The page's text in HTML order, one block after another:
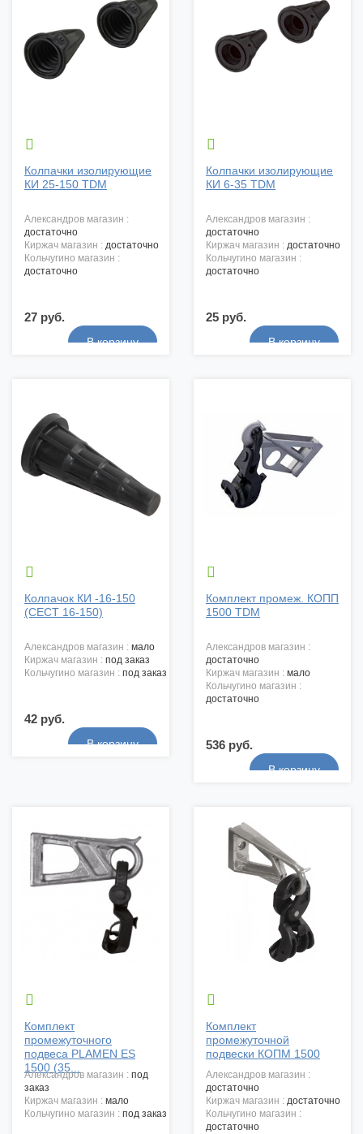

Колпачки изолирующие
КИ 25-150 TDM
александров магазин :
достаточно
киржач магазин : достаточно
кольчугино магазин :
достаточно
27 руб.

Колпачки изолирующие
КИ 6-35 TDM
александров магазин :
достаточно
киржач магазин : достаточно
кольчугино магазин :
достаточно
25 руб.

Колпачок КИ -16-150
(СЕСТ 16-150)
александров магазин : мало
киржач магазин : под заказ
кольчугино магазин : под заказ
42 руб.

Комплект промеж. КОПП
1500 TDM
александров магазин :
достаточно
киржач магазин : мало
кольчугино магазин :
достаточно
536 руб.

Комплект
промежуточного
подвеса PLAMEN ES
1500 (35...
александров магазин : под
заказ
киржач магазин : мало
кольчугино магазин : под заказ

Комплект
промежуточной
подвески КОПМ 1500
александров магазин :
достаточно
киржач магазин : достаточно
кольчугино магазин :
достаточно